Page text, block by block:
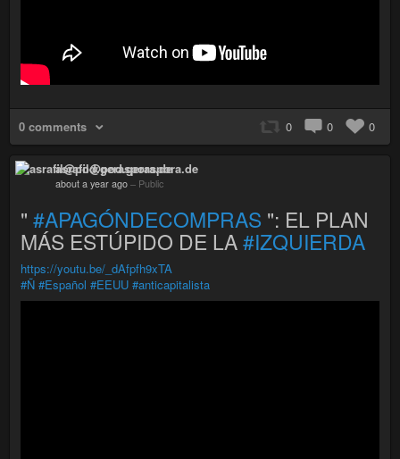
0 comments 0 0 0
asrafil@pod.geraspora.de
about a year ago – Public
" #APAGÓNDECOMPRAS ": EL PLAN
MÁS ESTÚPIDO DE LA#IZQUIERDA
https://youtu.be/_dAfpfh9xTA
#Ñ #Español #EEUU #anticapitalista